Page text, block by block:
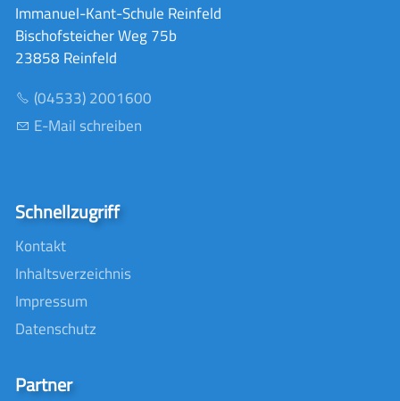
Immanuel-Kant-Schule Reinfeld
Bischofsteicher Weg 75b
23858 Reinfeld
(04533) 2001600
E-Mail schreiben
Schnellzugriff
Kontakt
Inhaltsverzeichnis
Impressum
Datenschutz
Partner